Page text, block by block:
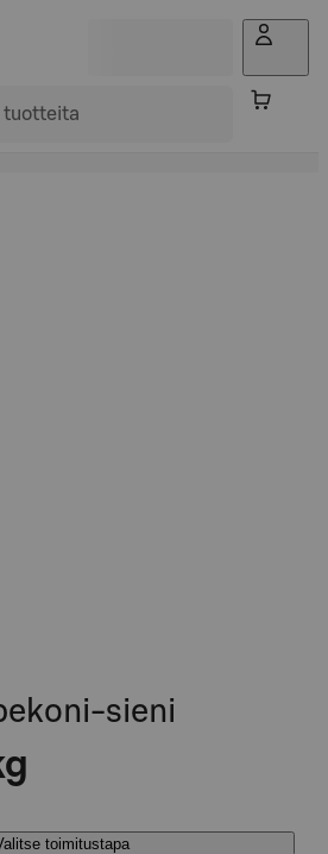
sieni
toimitustapa